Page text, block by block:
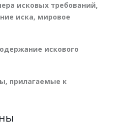
исковых требований,
иска, мировое
искового
прилагаемые к